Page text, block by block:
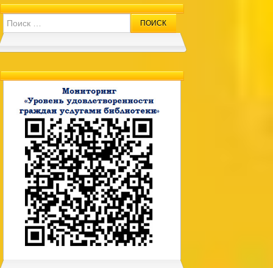
Search for: